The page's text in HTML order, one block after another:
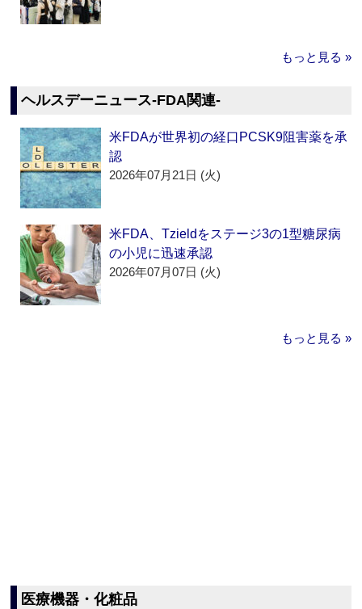
もっと見る »
ヘルスデーニュース‐FDA関連‐
米FDAが世界初の経口PCSK9阻害薬を承
認
2026年07月21日 (火)
米FDA、Tzieldをステージ3の1型糖尿病
の小児に迅速承認
2026年07月07日 (火)
もっと見る »
医療機器・化粧品